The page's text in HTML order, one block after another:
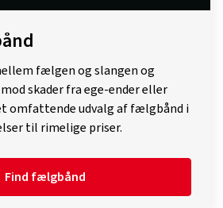
fælgen og slangen og
skader fra ege-ender eller
omfattende udvalg af fælgbånd i
til rimelige priser.
Find fælgbånd